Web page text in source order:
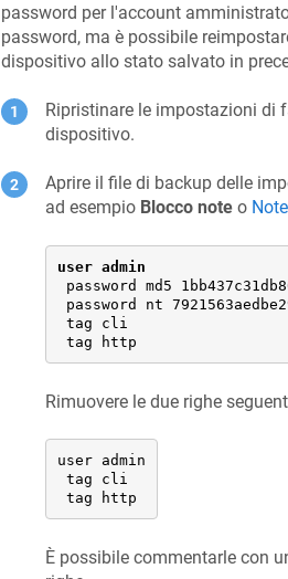
password per l'account
password, ma è possibile
dispositivo allo stato salvato in
Ripristinare le impostazioni di
dispositivo.
Aprire il file di backup delle
ad esempio Blocco noteo
user admin
password md5
password nt
tag cli
tag http
Rimuovere le due righe
user admin
tag cli
tag http
È possibile commentarle con